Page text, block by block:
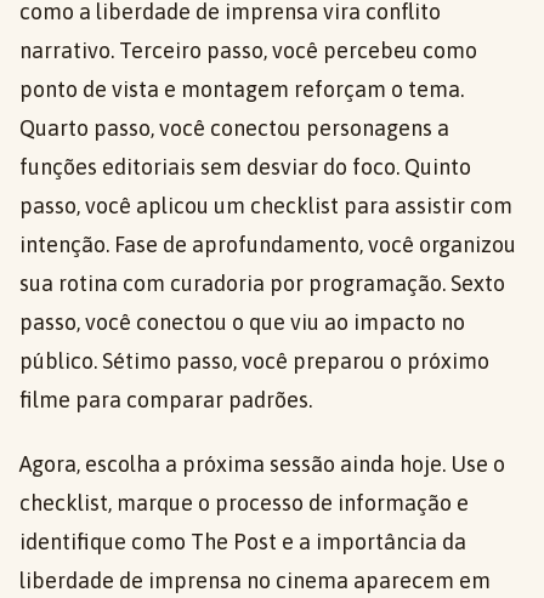
como a liberdade de imprensa vira conflito
narrativo. Terceiro passo, você percebeu como
ponto de vista e montagem reforçam o tema.
Quarto passo, você conectou personagens a
funções editoriais sem desviar do foco. Quinto
passo, você aplicou um checklist para assistir com
intenção. Fase de aprofundamento, você organizou
sua rotina com curadoria por programação. Sexto
passo, você conectou o que viu ao impacto no
público. Sétimo passo, você preparou o próximo
filme para comparar padrões.
Agora, escolha a próxima sessão ainda hoje. Use o
checklist, marque o processo de informação e
identifique como The Post e a importância da
liberdade de imprensa no cinema aparecem em